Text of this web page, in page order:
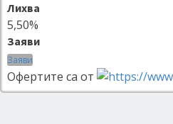
Лихва
5,50%
Заяви
Заяви
Офертите са от